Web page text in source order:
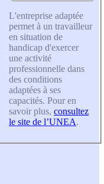
L'entreprise adaptée
permet à un travailleur
en situation de
handicap d'exercer
une activité
professionnelle dans
des conditions
adaptées à ses
capacités. Pour en
savoir plus, consultez
le site de l’UNEA.